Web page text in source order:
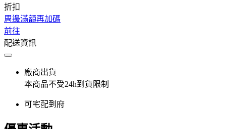
折扣
周邊滿額再加碼
前往
配送資訊
廠商出貨
本商品不受24h到貨限制
可宅配到府